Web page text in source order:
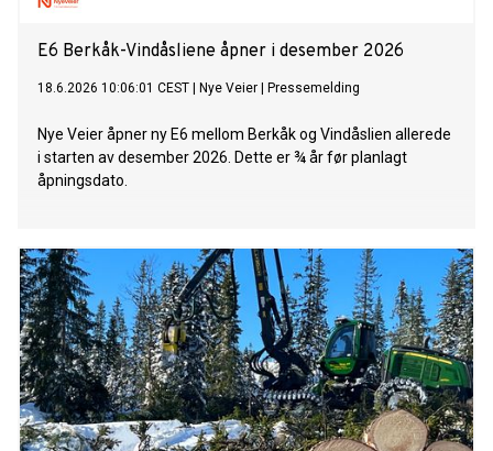
E6 Berkåk-Vindåsliene åpner i desember 2026
18.6.2026 10:06:01 CEST Nye Veier Pressemelding
Nye Veier åpner ny E6 mellom Berkåk og Vindåslien allerede
i starten av desember 2026. Dette er ¾ år før planlagt
åpningsdato.